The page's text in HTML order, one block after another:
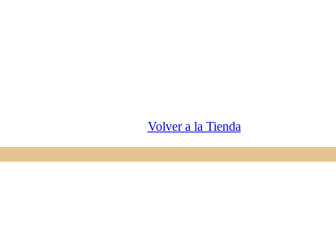
Volver a la Tienda